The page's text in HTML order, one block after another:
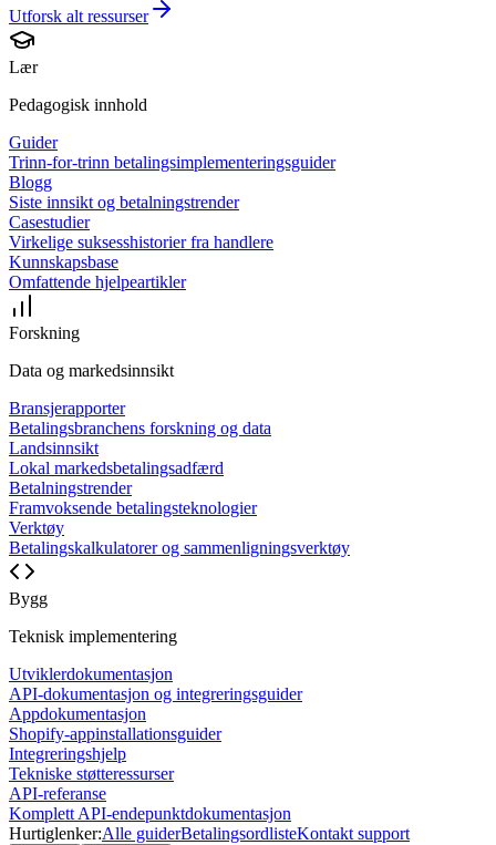
Utforsk alt ressurser
Lær
Pedagogisk innhold
Guider
Trinn-for-trinn betalingsimplementeringsguider
Blogg
Siste innsikt og betalningstrender
Casestudier
Virkelige suksesshistorier fra handlere
Kunnskapsbase
Omfattende hjelpeartikler
Forskning
Data og markedsinnsikt
Bransjerapporter
Betalingsbranchens forskning og data
Landsinnsikt
Lokal markedsbetalingsadfærd
Betalningstrender
Framvoksende betalingsteknologier
Verktøy
Betalingskalkulatorer og sammenligningsverktøy
Bygg
Teknisk implementering
Utviklerdokumentasjon
API-dokumentasjon og integreringsguider
Appdokumentasjon
Shopify-appinstallationsguider
Integreringshjelp
Tekniske støtteressurser
API-referanse
Komplett API-endepunktdokumentasjon
Hurtiglenker:Alle guiderBetalingsordlisteKontakt support